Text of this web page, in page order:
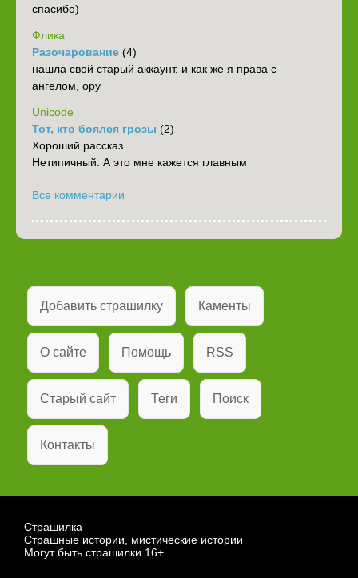
спасибо)
Флика
Разочарование (4)
нашла свой старый аккаунт, и как же я права с
ангелом, ору
Unicode
Тот, кто боялся грозы (2)
Хороший рассказ
Нетипичный. А это мне кажется главным
Все комментарии
Добавить страшилку Каменты
О сайте Помощь RSS
Старый сайт Теги Поиск
Контакты
Страшилка
Страшные истории, мистические истории
Могут быть страшилки 16+